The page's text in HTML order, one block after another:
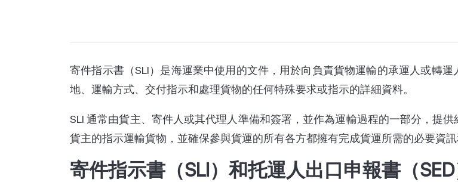
寄件指示書（SLI）是海運業中使用的文件，用於向負責貨物運輸的承運人或轉
地、運輸方式、交付指示和處理貨物的任何特殊要求或指示的詳細資料。
SLI 通常由貨主、寄件人或其代理人準備和簽署，並作為運輸過程的一部分，提
貨主的指示運輸貨物，並確保參與貨運的所有各方都擁有完成貨運所需的必要資訊
寄件指示書（SLI）和托運人出口申報書（SED